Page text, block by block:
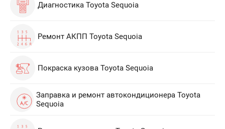
Диагностика Toyota Sequoia
Ремонт АКПП Toyota Sequoia
Покраска кузова Toyota Sequoia
Заправка и ремонт автокондиционера Toyota
Sequoia